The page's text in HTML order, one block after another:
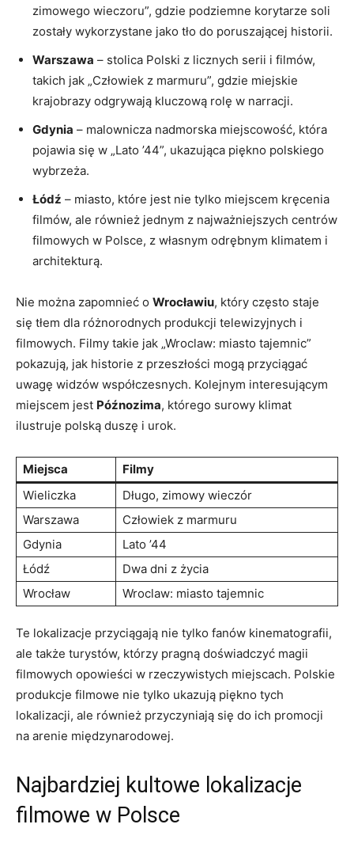
zimowego⁢ wieczoru”, gdzie⁤ podziemne korytarze soli
zostały wykorzystane jako ⁢tło do poruszającej historii.
Warszawa – stolica Polski z licznych serii i filmów,
takich jak „Człowiek z marmuru”,‍ gdzie miejskie
krajobrazy odgrywają kluczową rolę w narracji.
Gdynia – malownicza nadmorska miejscowość, ⁣która
pojawia ‍się⁤ w „Lato ’44”, ukazująca piękno polskiego
wybrzeża.
Łódź – ⁢miasto, które jest nie ⁢tylko miejscem ​kręcenia
filmów, ⁤ale również jednym⁤ z najważniejszych centrów
filmowych w Polsce, z własnym odrębnym ⁣klimatem i
architekturą.
Nie można zapomnieć o Wrocławiu, który​ często staje
się tłem dla różnorodnych produkcji telewizyjnych i
filmowych. Filmy takie jak „Wroclaw: miasto tajemnic”
pokazują, jak historie z przeszłości‌ mogą przyciągać
uwagę widzów współczesnych.‍ Kolejnym interesującym
miejscem jest Późnozima,⁣ którego surowy klimat
ilustruje polską duszę i urok.
Miejsca
Filmy
Wieliczka
Długo, zimowy wieczór
Warszawa
Człowiek z ‍marmuru
Gdynia
Lato ’44
Łódź
Dwa dni z ‌życia
Wrocław
Wroclaw: miasto tajemnic
Te lokalizacje przyciągają nie tylko fanów kinematografii,
⁤ale ⁣także turystów, którzy pragną doświadczyć magii
filmowych opowieści ⁤w rzeczywistych ​miejscach. Polskie
produkcje filmowe nie tylko ukazują piękno tych
lokalizacji, ale również​ przyczyniają się do ich promocji
na arenie międzynarodowej.
Najbardziej​ kultowe ⁢lokalizacje
filmowe w ⁢Polsce